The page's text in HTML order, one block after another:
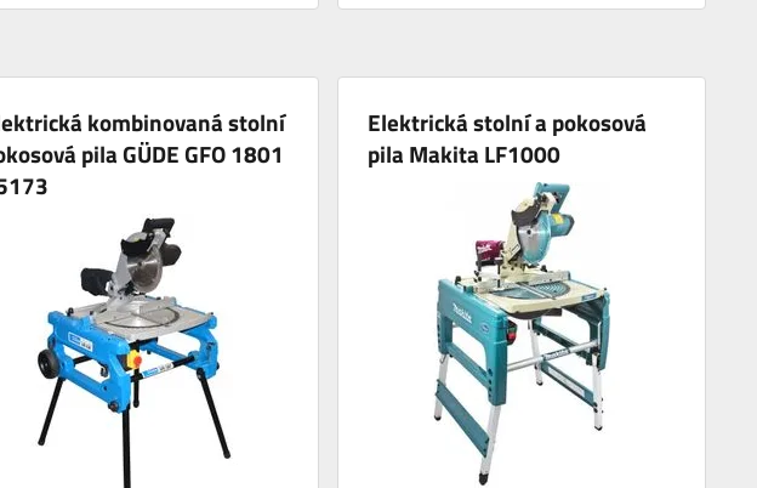
kombinovaná stolní
pila GÜDE GFO 1801
Elektrická stolní a pokosová
pila Makita LF1000